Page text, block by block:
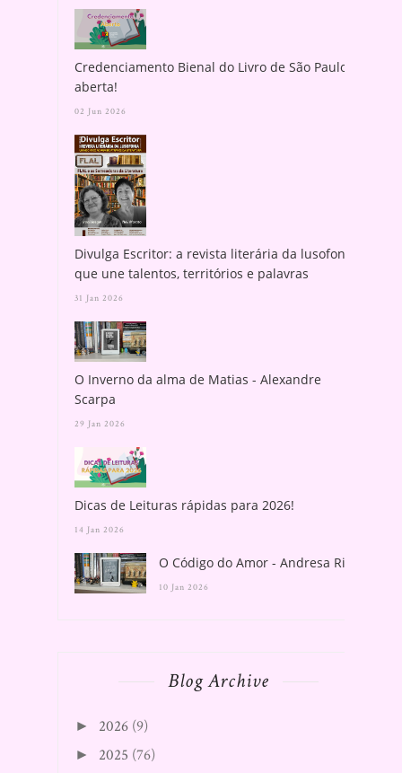
Credenciamento Bienal do Livro de São Paulo
aberta!
02 Jun 2026
Divulga Escritor: a revista literária da lusofonia
que une talentos, territórios e palavras
31 Jan 2026
O Inverno da alma de Matias - Alexandre
Scarpa
29 Jan 2026
Dicas de Leituras rápidas para 2026!
14 Jan 2026
O Código do Amor - Andresa Rios
10 Jan 2026
Blog Archive
► 2026 (9)
► 2025 (76)